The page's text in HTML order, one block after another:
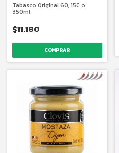
Tabasco Original 60, 150 o
350ml
$11.180
COMPRAR